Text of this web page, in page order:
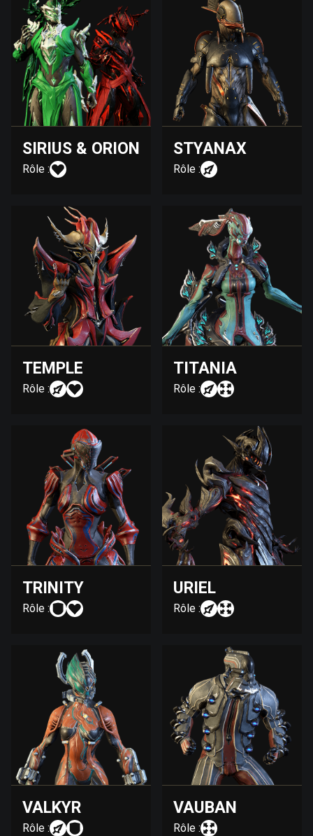
SIRIUS & ORION
Rôle :
STYANAX
Rôle :
TEMPLE
Rôle :
TITANIA
Rôle :
TRINITY
Rôle :
URIEL
Rôle :
VALKYR
Rôle :
VAUBAN
Rôle :